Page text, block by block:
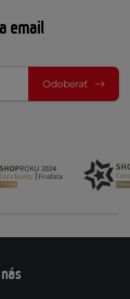
email
Odoberať